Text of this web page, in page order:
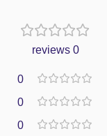
0 reviews
0
0
0